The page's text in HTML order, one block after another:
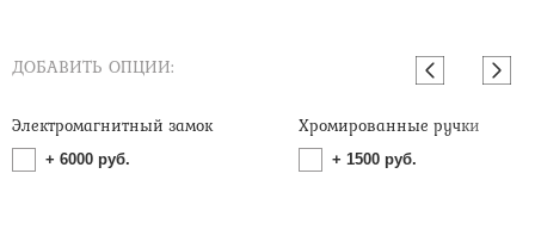
ДОБАВИТЬ ОПЦИИ:
Электромагнитный замок
+ 6000 руб.
Хромированные ручки
+ 1500 руб.